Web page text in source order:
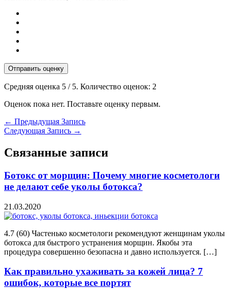
Отправить оценку
Средняя оценка 5 / 5. Количество оценок: 2
Оценок пока нет. Поставьте оценку первым.
← Предыдущая Запись
Следующая Запись →
Связанные записи
Ботокс от морщин: Почему многие косметологи
не делают себе уколы ботокса?
21.03.2020
4.7 (60) Частенько косметологи рекомендуют женщинам уколы
ботокса для быстрого устранения морщин. Якобы эта
процедура совершенно безопасна и давно используется. […]
Как правильно ухаживать за кожей лица? 7
ошибок, которые все портят